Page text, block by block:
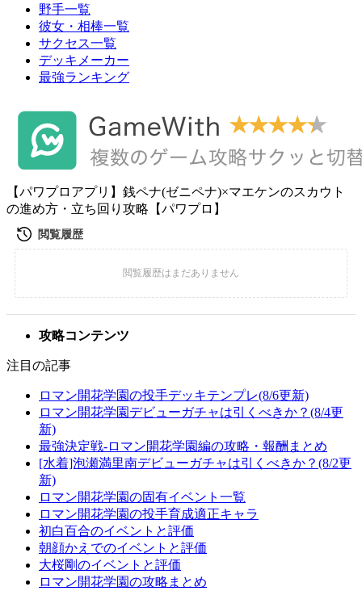
野手一覧
彼女・相棒一覧
サクセス一覧
デッキメーカー
最強ランキング
【パワプロアプリ】銭ペナ(ゼニペナ)×マエケンのスカウト
の進め方・立ち回り攻略【パワプロ】
攻略コンテンツ
注目の記事
ロマン開花学園の投手デッキテンプレ(8/6更新)
ロマン開花学園デビューガチャは引くべきか？(8/4更
新)
最強決定戦-ロマン開花学園編の攻略・報酬まとめ
[水着]泡瀬満里南デビューガチャは引くべきか？(8/2更
新)
ロマン開花学園の固有イベント一覧
ロマン開花学園の投手育成適正キャラ
初白百合のイベントと評価
朝顔かえでのイベントと評価
大桜剛のイベントと評価
ロマン開花学園の攻略まとめ